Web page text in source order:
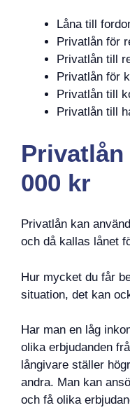
Låna till
Privatlån för
Privatlån till
Privatlån för
Privatlån till
Privatlån till
000 kr
Privatlån kan
och då kallas lånet
Hur mycket du får
situation, det kan
Har man en låg
olika erbjudanden
långivare ställer
andra. Man kan
och få olika